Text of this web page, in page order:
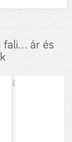
fali... ár és